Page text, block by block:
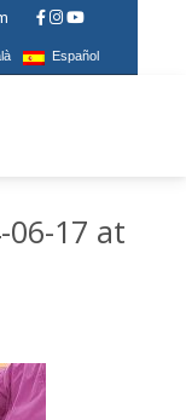
Español
06-17 at